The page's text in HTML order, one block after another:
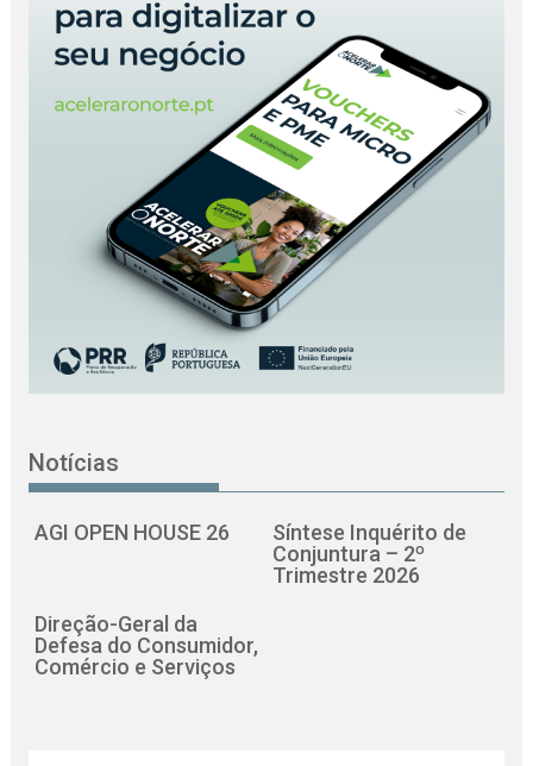
Notícias
AGI OPEN HOUSE 26
Síntese Inquérito de
Conjuntura – 2º
Trimestre 2026
Direção-Geral da
Defesa do Consumidor,
Comércio e Serviços